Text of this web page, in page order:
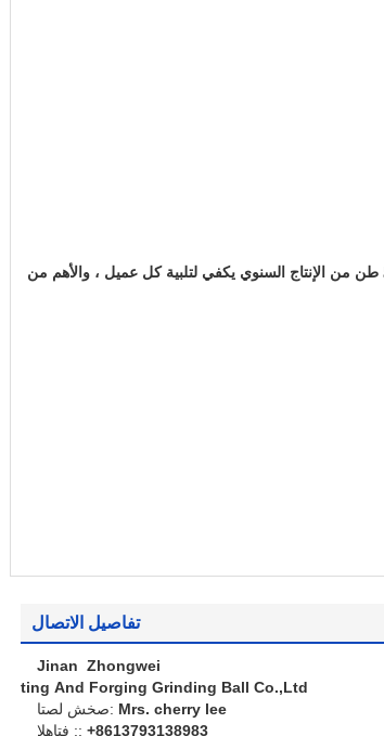
نرحب بإخلاص بجميع الأصدقاء في جميع أنحاء العالم الذين يأتون لزيارة مصنعنا ، لسنا الأكبر ، لكننا محترفون ، 50000 طن من الإنتاج السنوي يكفي لتلبية كل عميل ، والأهم من
تفاصيل الاتصال
Jinan Zhongwei
Casting And Forging Grinding Ball Co.,Ltd
اتصل شخص: Mrs. cherry lee
الهاتف :: +8613793138983